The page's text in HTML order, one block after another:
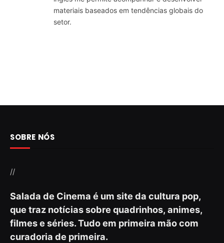
materiais baseados em tendências globais do
setor.
SOBRE NÓS
//
Salada de Cinema é um site da cultura pop,
que traz notícias sobre quadrinhos, animes,
filmes e séries. Tudo em primeira mão com
curadoria de primeira.